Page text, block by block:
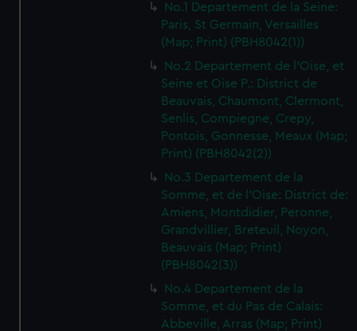
No.1 Departement de la Seine:
Paris, St Germain, Versailles
(Map; Print) (PBH8042(1))
No.2 Departement de l'Oise, et
Seine et Oise P.: District de
Beauvais, Chaumont, Clermont,
Senlis, Compiegne, Crepy,
Pontois, Gonnesse, Meaux (Map;
Print) (PBH8042(2))
No.3 Departement de la
Somme, et de l'Oise: District de:
Amiens, Montdidier, Peronne,
Grandvillier, Breteuil, Noyon,
Beauvais (Map; Print)
(PBH8042(3))
No.4 Departement de la
Somme, et du Pas de Calais:
Abbeville, Arras (Map; Print)